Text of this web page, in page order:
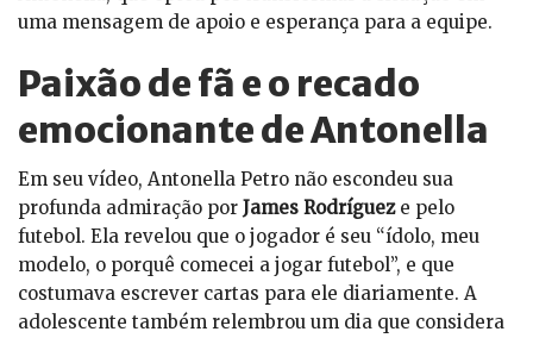
uma mensagem de apoio e esperança para a equipe.
Paixão de fã e o recado
emocionante de Antonella
Em seu vídeo, Antonella Petro não escondeu sua
profunda admiração por James Rodrígueze pelo
futebol. Ela revelou que o jogador é seu “ídolo, meu
modelo, o porquê comecei a jogar futebol”, e que
costumava escrever cartas para ele diariamente. A
adolescente também relembrou um dia que considera